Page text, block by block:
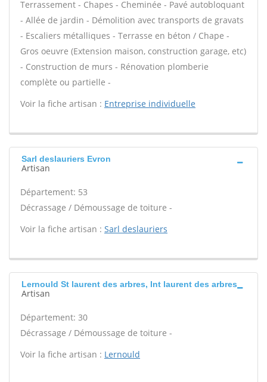
Terrassement - Chapes - Cheminée - Pavé autobloquant
- Allée de jardin - Démolition avec transports de gravats
- Escaliers métalliques - Terrasse en béton / Chape -
Gros oeuvre (Extension maison, construction garage, etc)
- Construction de murs - Rénovation plomberie
complète ou partielle -
Voir la fiche artisan : Entreprise individuelle
Sarl deslauriers Evron
Artisan
Département: 53
Décrassage / Démoussage de toiture -
Voir la fiche artisan : Sarl deslauriers
Lernould St laurent des arbres, Int laurent des arbres
Artisan
Département: 30
Décrassage / Démoussage de toiture -
Voir la fiche artisan : Lernould